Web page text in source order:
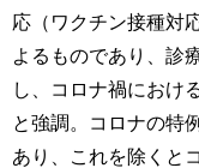
応（ワクチン接種対
よるものであり、診
し、コロナ禍におけ
と強調。コロナの特
あり、これを除くと